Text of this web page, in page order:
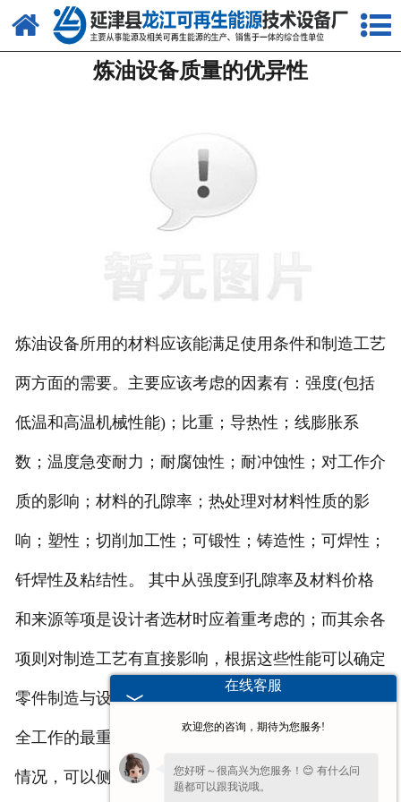
网站首页
关于我们
资质荣誉
联系我们
炼油设备质量的优异性
炼油设备所用的材料应该能满足使用条件和制造工艺
两方面的需要。主要应该考虑的因素有：强度(包括
低温和高温机械性能)；比重；导热性；线膨胀系
数；温度急变耐力；耐腐蚀性；耐冲蚀性；对工作介
质的影响；材料的孔隙率；热处理对材料性质的影
响；塑性；切削加工性；可锻性；铸造性；可焊性；
钎焊性及粘结性。 其中从强度到孔隙率及材料价格
和来源等项是设计者选材时应着重考虑的；而其余各
项则对制造工艺有直接影响，根据这些性能可以确定
零件制造与设备组装的工艺方法。强度是确保设备安
全工作的最重要指标。根据不同的使用条件和受载荷
情况，可以侧重考虑设备材料的短期强度，长期强
在线客服
欢迎您的咨询，期待为您服务!
您好呀～很高兴为您服务！😊 有什么问
题都可以跟我说哦。